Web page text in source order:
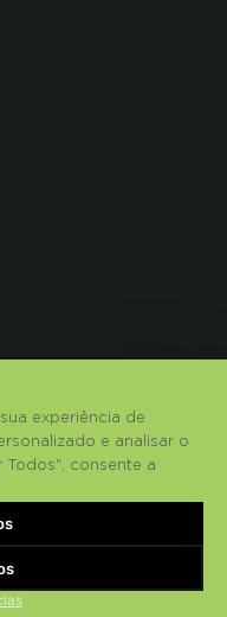
da Natureza.
experiência de
e analisar o
consente a